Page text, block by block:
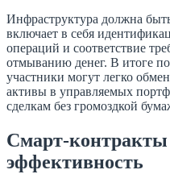
Инфраструктура должна
включает в себя
операций и соответствие
отмыванию денег. В итоге
участники могут легко
активы в управляемых
сделкам без громоздкой
Смарт-
эффективность